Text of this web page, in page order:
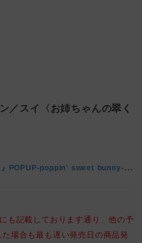
／スイ〈お姉ちゃんの翠く
目
黒あむ先生『お姉ちゃんの翠くん』POPUP-poppin' sweet bunny- at マンガ展
も記載しております通り、他の予
場合も最も遅い発売日の商品発